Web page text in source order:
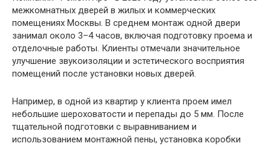
межкомнатных дверей в жилых и коммерческих
помещениях Москвы. В среднем монтаж одной двери
занимал около 3–4 часов, включая подготовку проема и
отделочные работы. Клиенты отмечали значительное
улучшение звукоизоляции и эстетического восприятия
помещений после установки новых дверей.
Например, в одной из квартир у клиента проем имел
небольшие шероховатости и перепады до 5 мм. После
тщательной подготовки с выравниванием и
использованием монтажной пены, установка коробки